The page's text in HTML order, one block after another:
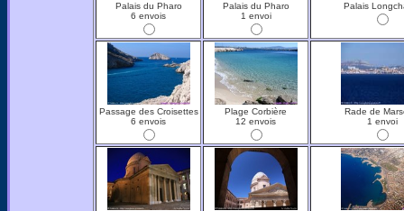
Palais du Pharo
6 envois
Palais du Pharo
1 envoi
Palais
Passage des Croisettes
6 envois
Plage Corbière
12 envois
Rade de
1 envoi